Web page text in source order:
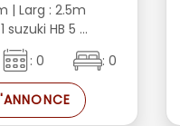
| Larg : 2.5m
suzuki HB 5 ...
: 0 : 0